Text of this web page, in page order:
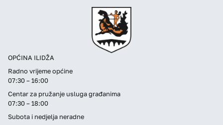
OPĆINA ILIDŽA
Radno vrijeme općine
07:30 – 16:00
Centar za pružanje usluga građanima
07:30 – 18:00
Subota i nedjelja neradne